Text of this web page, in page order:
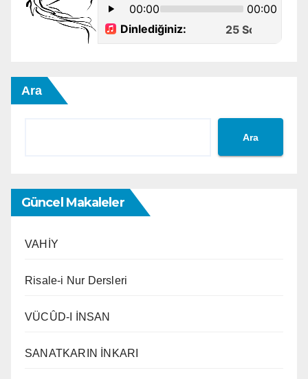
Ara
Ara
Güncel Makaleler
VAHİY
Risale-i Nur Dersleri
VÜCÛD-I İNSAN
SANATKARIN İNKARI